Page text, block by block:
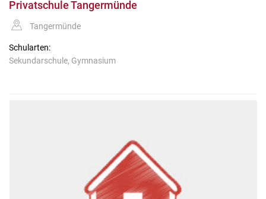
Privatschule Tangermünde
Tangermünde
Schularten:
Sekundarschule, Gymnasium